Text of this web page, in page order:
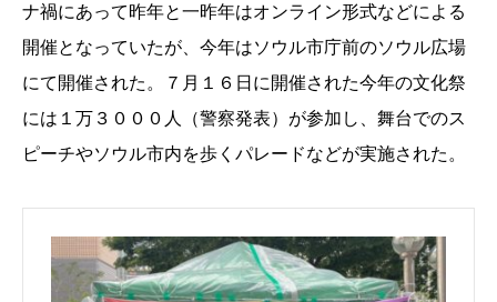
ナ禍にあって昨年と一昨年はオンライン形式などによる
開催となっていたが、今年はソウル市庁前のソウル広場
にて開催された。７月１６日に開催された今年の文化祭
には１万３０００人（警察発表）が参加し、舞台でのス
ピーチやソウル市内を歩くパレードなどが実施された。